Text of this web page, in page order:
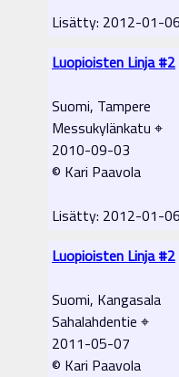
Lisätty: 2012-01-
Luopioisten Linja #2
Suomi, Tampere
Messukylänkatu ⌖
2010-09-03
© Kari Paavola
Lisätty: 2012-01-
Luopioisten Linja #2
Suomi, Kangasala
Sahalahdentie ⌖
2011-05-07
© Kari Paavola